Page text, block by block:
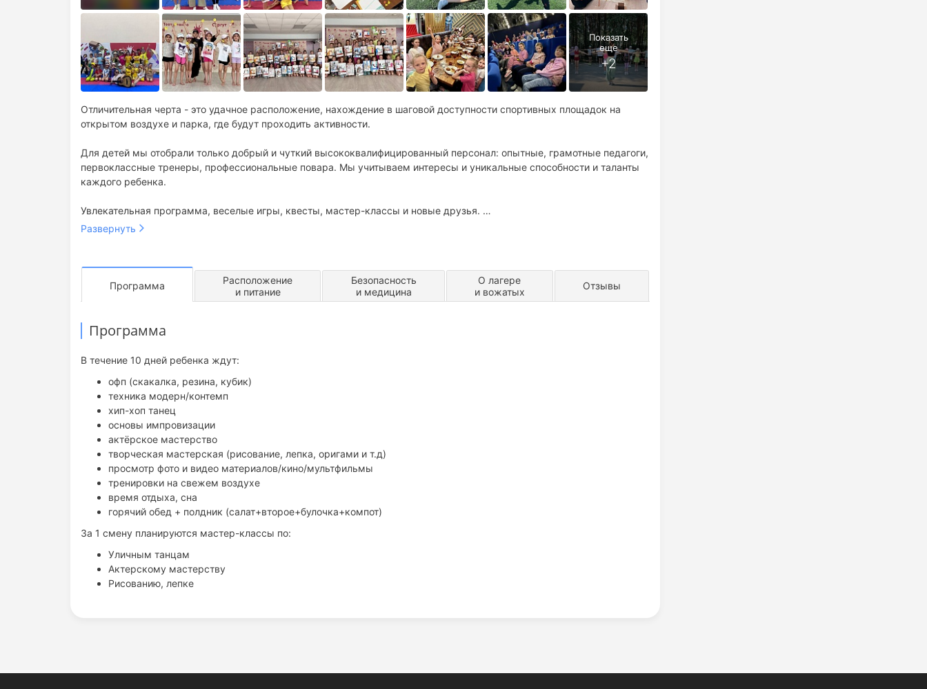
Отличительная черта - это удачное расположение, нахождение в шаговой доступности спортивных площадок на
открытом воздухе и парка, где будут проходить активности.
Для детей мы отобрали только добрый и чуткий высококвалифицированный персонал: опытные, грамотные педагоги,
первоклассные тренеры, профессиональные повара. Мы учитываем интересы и уникальные способности и таланты
каждого ребенка.
Увлекательная программа, веселые игры, квесты, мастер-классы и новые друзья.
плодотворная работа в кругу единомышленников
весёлые игры и заряд хорошего настроения на всё лето
Развернуть
Программа
Расположение
и питание
Безопасность
и медицина
О лагере
и вожатых
Отзывы
Программа
В течение 10 дней ребенка ждут:
офп (скакалка, резина, кубик)
техника модерн/контемп
хип-хоп танец
основы импровизации
актёрское мастерство
творческая мастерская (рисование, лепка, оригами и т.д)
просмотр фото и видео материалов/кино/мультфильмы
тренировки на свежем воздухе
время отдыха, сна
горячий обед + полдник (салат+второе+булочка+компот)
За 1 смену планируются мастер-классы по:
Уличным танцам
Актерскому мастерству
Рисованию, лепке